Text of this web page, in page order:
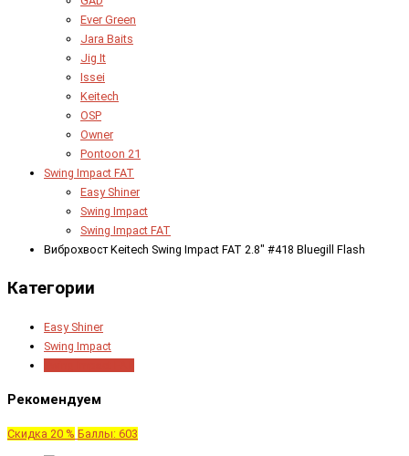
Ever Green
Jara Baits
Jig It
Issei
Keitech
OSP
Owner
Pontoon 21
Swing Impact FAT
Easy Shiner
Swing Impact
Swing Impact FAT
Виброхвост Keitech Swing Impact FAT 2.8" #418 Bluegill Flash
Категории
Easy Shiner
Swing Impact
Рекомендуем
Скидка 20 % Баллы: 603